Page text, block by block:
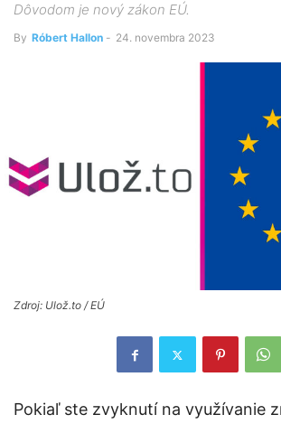
Dôvodom je nový zákon EÚ.
By Róbert Hallon - 24. novembra 2023
Zdroj: Ulož.to / EÚ
Pokiaľ ste zvyknutí na využívanie